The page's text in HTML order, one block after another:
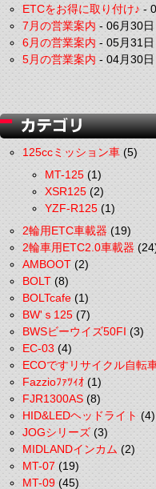
ETCをお得に取り付け♪-
7月の営業案内-06月30日
6月の営業案内-05月31日
5月の営業案内-04月30日
125ccミッション車(5)
MT-125(1)
XSR125(2)
YZF-R125(1)
2輪用ETC車載器(19)
2輪車用ETC2.0車載器
AMBOOT(2)
BOLT(8)
BOLTcafe(1)
BW'ｓ125(7)
BWSビーウイズ50FI(3)
EC-03(4)
ECOですリサイクル自転
Fazzioﾌｧﾂｨｵ(1)
FJR1300AS(8)
HID&LEDヘッドライト(4)
JOGシリーズ(3)
MIDLANDインカム(2)
MT-07(19)
MT-09(45)